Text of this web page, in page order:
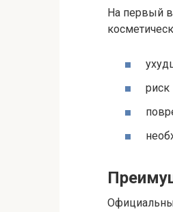
На первый
риск